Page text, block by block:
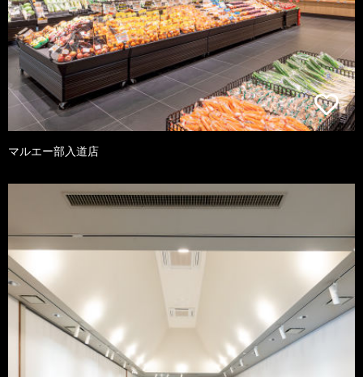
マルエー部入道店